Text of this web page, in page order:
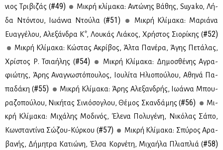
νιος Τρι­βι­ζάς (#49)
Μι­κρή κλί­μα­κα: Αντώ­νης Βά­θης, Suyako, Λή­
δα Ντό­ντου, Ιω­άν­να Ντού­λα (#51)
Μι­κρή Κλί­μα­κα: Μα­ριά­να
Ευαγ­γέ­λου, Αλε­ξάν­δρα Κ*, Λου­κάς Λιά­κος, Χρή­στος Σιο­ρί­κης (#52)
Μι­κρή Κλί­μα­κα: Κώ­στας Ακρί­βος, Άλ­τα Πα­νέ­ρα, Άγης Πε­τά­λας,
Χρί­στος Ρ. Τσια­ή­λης (#54)
Μι­κρή Κλί­μα­κα: Δη­μο­σθέ­νης Αγρα­
φιώ­της, Άρης Ανα­γνω­στό­που­λος, Ιου­λί­τα Ηλιο­πού­λου, Αθη­νά Πα­
πα­δά­κη (#55)
Μι­κρή Κλί­μα­κα: Άρης Αλε­ξαν­δρής, Ιω­άν­να Μπου­
ρα­ζο­πού­λου, Νι­κή­τας Σι­νιό­σο­γλου, Θέ­μος Σκαν­δά­μης (#56)
Μι­
κρή Κλί­μα­κα: Μι­χά­λης Μο­δι­νός, Έλε­να Πο­λυ­γέ­νη, Νι­κό­λας Σά­πο,
Κων­στα­ντί­να Σώ­ζου-Κύρ­κου (#57)
Μι­κρή Κλί­μα­κα: Σπύ­ρος Αρα­
βα­νής, Δή­μη­τρα Κα­τιώ­νη, Έλ­σα Κορ­νέ­τη, Μι­χα­ή­λα Πλια­πλιά (#58)